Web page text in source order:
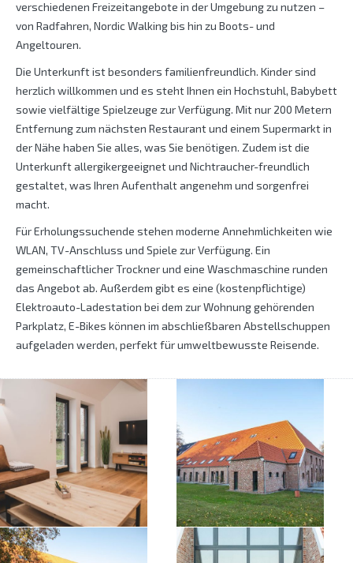
verschiedenen Freizeitangebote in der Umgebung zu nutzen –
von Radfahren, Nordic Walking bis hin zu Boots- und
Angeltouren.
Die Unterkunft ist besonders familienfreundlich. Kinder sind
herzlich willkommen und es steht Ihnen ein Hochstuhl, Babybett
sowie vielfältige Spielzeuge zur Verfügung. Mit nur 200 Metern
Entfernung zum nächsten Restaurant und einem Supermarkt in
der Nähe haben Sie alles, was Sie benötigen. Zudem ist die
Unterkunft allergikergeeignet und Nichtraucher-freundlich
gestaltet, was Ihren Aufenthalt angenehm und sorgenfrei
macht.
Für Erholungssuchende stehen moderne Annehmlichkeiten wie
WLAN, TV-Anschluss und Spiele zur Verfügung. Ein
gemeinschaftlicher Trockner und eine Waschmaschine runden
das Angebot ab. Außerdem gibt es eine (kostenpflichtige)
Elektroauto-Ladestation bei dem zur Wohnung gehörenden
Parkplatz, E-Bikes können im abschließbaren Abstellschuppen
aufgeladen werden, perfekt für umweltbewusste Reisende.